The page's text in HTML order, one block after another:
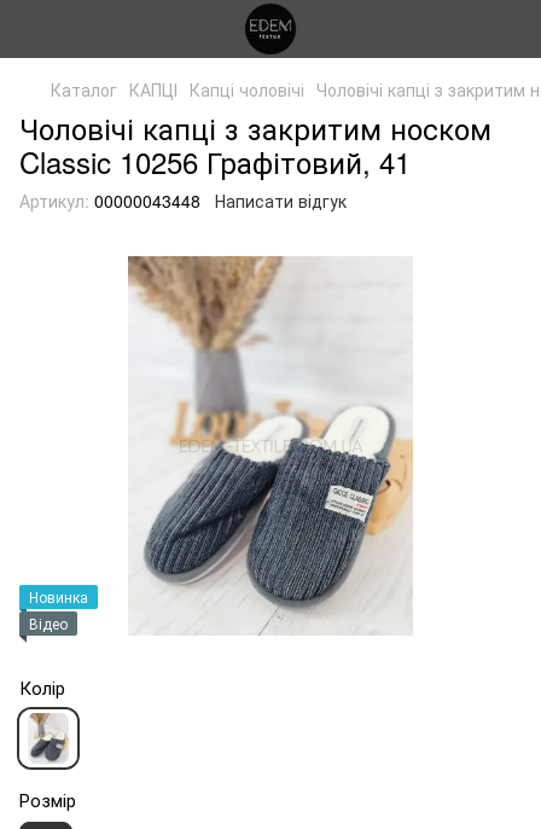
Каталог КАПЦІ Капці чоловічі Чоловічі капці з
Чоловічі капці з закритим носком
Classic 10256 Графітовий, 41
Артикул: 00000043448 Написати відгук
Новинка
Відео
Колір
Розмір